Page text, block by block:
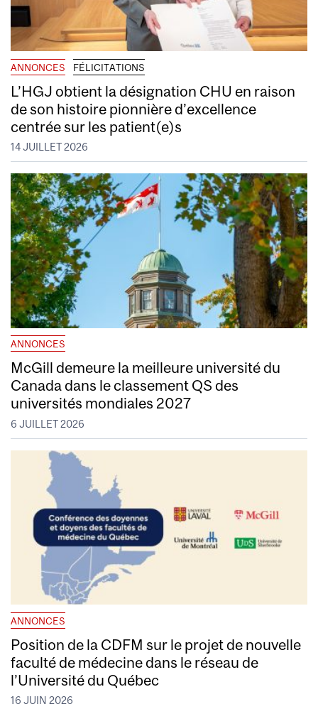
ANNONCES FÉLICITATIONS
L’HGJ obtient la désignation CHU en raison
de son histoire pionnière d’excellence
centrée sur les patient(e)s
14 JUILLET 2026
ANNONCES
McGill demeure la meilleure université du
Canada dans le classement QS des
universités mondiales 2027
6 JUILLET 2026
ANNONCES
Position de la CDFM sur le projet de nouvelle
faculté de médecine dans le réseau de
l’Université du Québec
16 JUIN 2026